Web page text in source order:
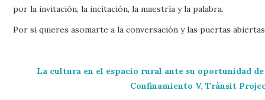
por la invitación, la incitación, la maestría y la palabra.
Por si quieres asomarte a la conversación y las puertas
La cultura en el espacio rural ante su oportunidad
Confinamiento V, Trànsit